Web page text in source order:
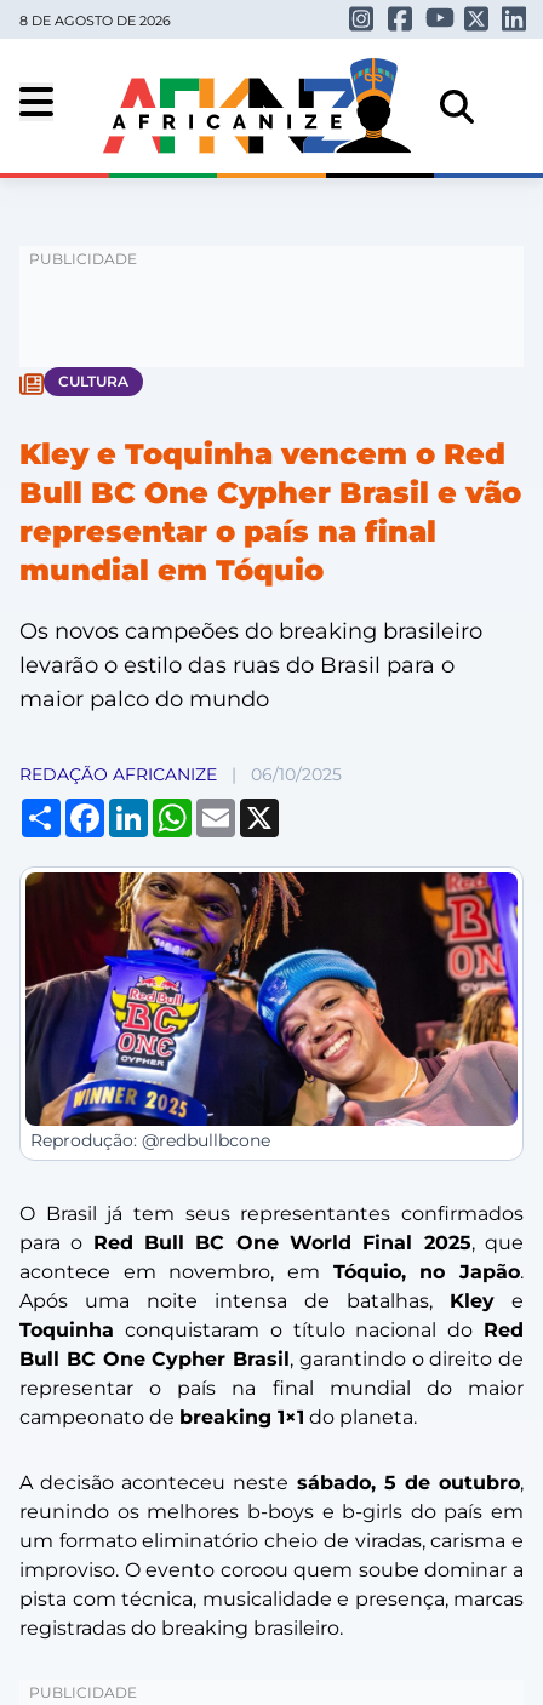
8 DE AGOSTO DE 2026
CULTURA
Kley e Toquinha vencem o Red
Bull BC One Cypher Brasil e vão
representar o país na final
mundial em Tóquio
Os novos campeões do breaking brasileiro
levarão o estilo das ruas do Brasil para o
maior palco do mundo
REDAÇÃO AFRICANIZE | 06/10/2025
Compartilhar
Facebook
LinkedInWhatsApp
Email
Reprodução: @redbullbcone
O Brasil já tem seus representantes confirmados
para o Red Bull BC One World Final 2025, que
acontece em novembro, em Tóquio, no Japão.
Após uma noite intensa de batalhas, Kley e
Toquinha conquistaram o título nacional do Red
Bull BC One Cypher Brasil, garantindo o direito de
representar o país na final mundial do maior
campeonato de breaking 1×1 do planeta.
A decisão aconteceu neste sábado, 5 de outubro,
reunindo os melhores b-boys e b-girls do país em
um formato eliminatório cheio de viradas, carisma e
improviso. O evento coroou quem soube dominar a
pista com técnica, musicalidade e presença, marcas
registradas do breaking brasileiro.